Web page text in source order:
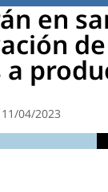
en
de
a
04/2023